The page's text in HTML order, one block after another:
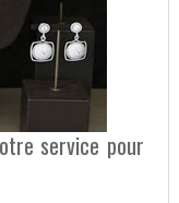
service pour